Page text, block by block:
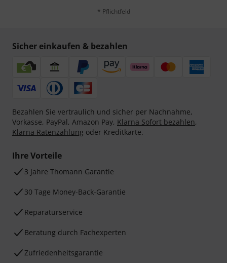
* Pflichtfeld
Sicher einkaufen & bezahlen
Bezahlen Sie vertraulich und sicher per Nachnahme,
Vorkasse, PayPal, Amazon Pay, Klarna Sofort bezahlen,
Klarna Ratenzahlung oder Kreditkarte.
Ihre Vorteile
3 Jahre Thomann Garantie
30 Tage Money-Back-Garantie
Reparaturservice
Beratung durch Fachexperten
Zufriedenheitsgarantie